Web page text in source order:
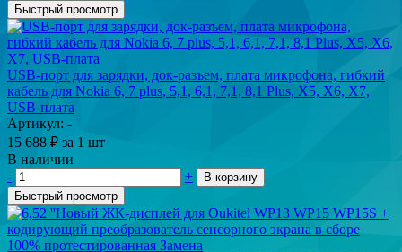
Быстрый просмотр
USB-порт для зарядки, док-разъем, плата микрофона, гибкий
кабель для Nokia 6, 7 plus, 5,1, 6,1, 7,1, 8,1 Plus, X5, X6, X7,
USB-плата
Артикул: -
15 688 ₽ за 1 шт
В наличии
-
+
В корзину
Быстрый просмотр